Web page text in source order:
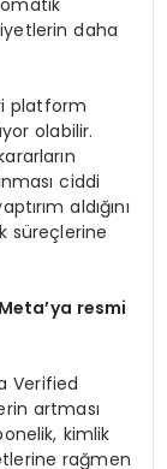
daha
platform
olabilir.
ciddi
aldığını
süreçlerine
resmi
Verified
artması
kimlik
rağmen